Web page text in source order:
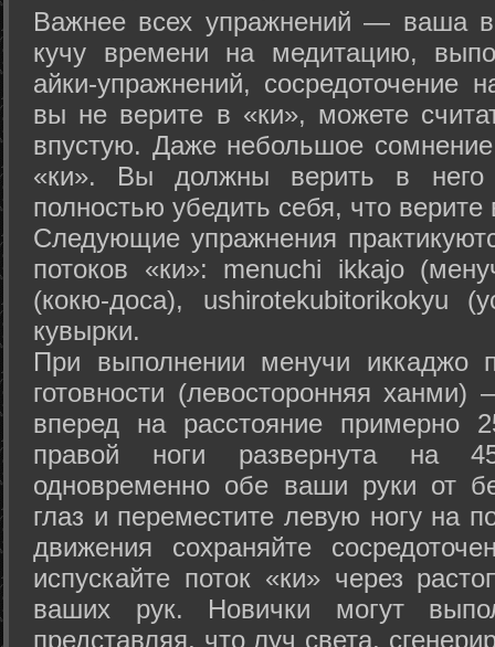
Важнее всех упражнений — ваша
кучу времени на медитацию,
айки-упражнений, сосредоточение
вы не верите в «ки», можете
впустую. Даже небольшое сомнение
«ки». Вы должны верить в
полностью убедить себя, что верите
Следующие упражнения
потоков «ки»: menuchi ikkajo
(кокю-доса), ushiro­tekubitori­kokyu
кувырки.
При выполнении менучи иккаджо
готовности (левосторонняя
вперед на расстояние примерно
правой ноги развернута на
одновременно обе ваши руки от
глаз и переместите левую ногу на
движения сохраняйте
испускайте поток «ки» через
ваших рук. Новички могут
представляя, что луч света,